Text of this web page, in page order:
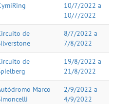
10/7/2022 a
10/7/2022
de
8/7/2022 a
7/8/2022
de
19/8/2022 a
21/8/2022
Marco
2/9/2022 a
4/9/2022